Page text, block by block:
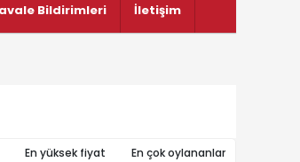
Bildirimleri İletişim
En yüksek fiyat En çok oylananlar